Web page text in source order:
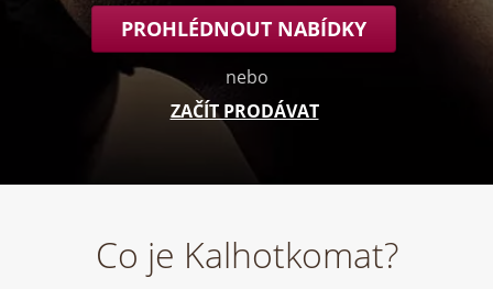
PROHLÉDNOUT NABÍDKY
nebo
ZAČÍT PRODÁVAT
Co je Kalhotkomat?